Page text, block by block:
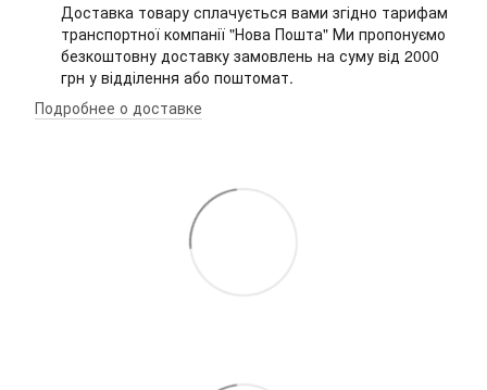
Доставка товару сплачується вами згідно тарифам
транспортної компанії "Нова Пошта" Ми пропонуємо
безкоштовну доставку замовлень на суму від 2000
грн у відділення або поштомат.
Подробнее о доставке